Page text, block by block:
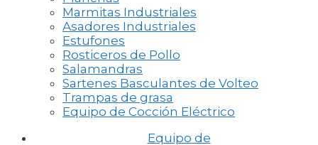
Marmitas Industriales
Asadores Industriales
Estufones
Rosticeros de Pollo
Salamandras
Sartenes Basculantes de Volteo
Trampas de grasa
Equipo de Cocción Eléctrico
Equipo de